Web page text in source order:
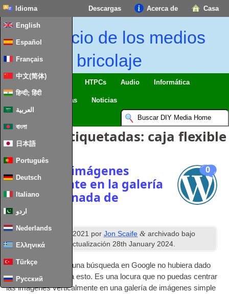
Casa
Acerca de
Descargas
Idioma
English
Español
Français
中文(简体)
हिन्दी; हिंदी
العربية
বাংলা
日本語
Português
Deutsch
Italiano
اردو
Nederlands
Ελληνικά
Türkçe
Русский
Inicio de los medios
de bricolaje
Casa inteligente & IO HTPCs Audio Informática
Guías Noticias
Entradas etiquetadas: caja flexible
0
Centrar las imágenes
verticalmente en la galería
predeterminada de
wordpress
Publicado th junio 2021 porJon Scaife & archivado bajo
Wordpress. Última actualización28th January 2024.
No podía creer que una búsqueda en Google no hubiera dado
ya la respuesta para esto. Es una locura que no puedas centrar
las imágenes verticalmente en una galería de imágenes simple